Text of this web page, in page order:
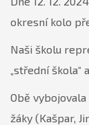
okresní kolo
Naši školu
„střední škola“
Obě
žáky (Kašpar,